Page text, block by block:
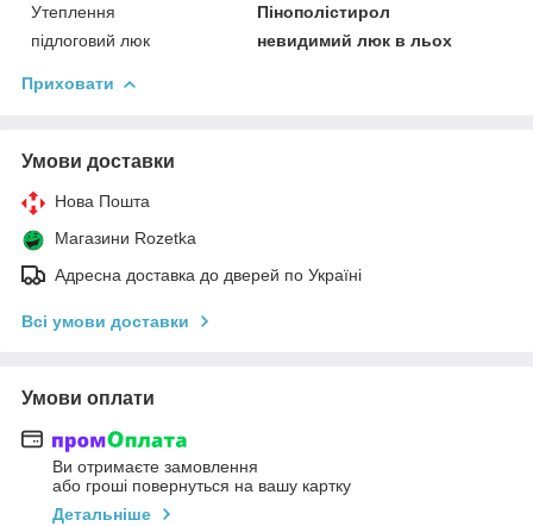
Утеплення
Пінополістирол
підлоговий люк
невидимий люк в льох
Приховати
Умови доставки
Нова Пошта
Магазини Rozetka
Адресна доставка до дверей по Україні
Всі умови доставки
Умови оплати
Ви отримаєте замовлення
або гроші повернуться на вашу картку
Детальніше